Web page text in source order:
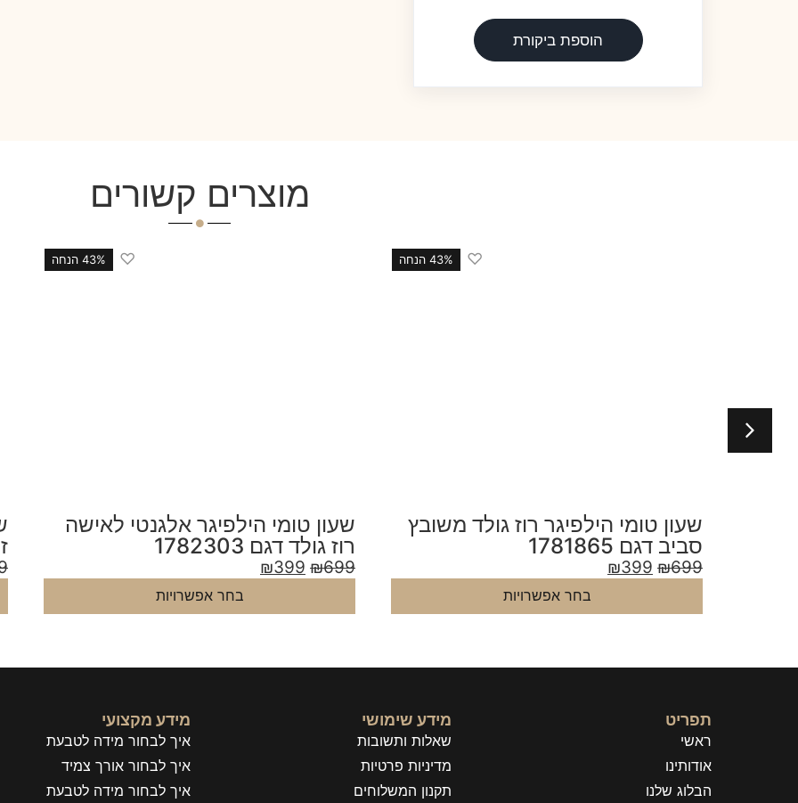
הוספת ביקורת
מוצרים קשורים
43% הנחה ♡
שעון טומי הילפיגר אלגנטי לאישה
רוז גולד דגם 1782303
₪699
₪399
בחר אפשרויות
43% הנחה ♡
שעון טומי הילפיגר לאישה מתכת
זהב דגם 1781905
₪699
₪399
בחר אפשרויות
תפריט
ראשי
אודותינו
הבלוג שלנו
מידע שימושי
שאלות ותשובות
מדיניות פרטיות
תקנון המשלוחים
מידע מקצועי
איך לבחור מידה לטבעת
איך לבחור אורך צמיד
איך לבחור מידה לטבעת